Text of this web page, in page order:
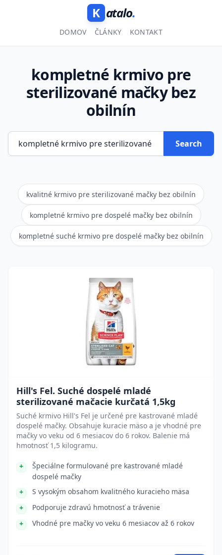
K atalo.
DOMOV ČLÁNKY KONTAKT
kompletné krmivo pre
sterilizované mačky bez
obilnín
Search
kvalitné krmivo pre sterilizované mačky bez obilnín
kompletné krmivo pre dospelé mačky bez obilnín
kompletné suché krmivo pre dospelé mačky bez obilnín
Hill's Fel. Suché dospelé mladé
sterilizované mačacie kurčatá 1,5kg
Suché krmivo Hill's Fel je určené pre kastrované mladé
dospelé mačky. Obsahuje kuracie mäso a je vhodné pre
mačky vo veku od 6 mesiacov do 6 rokov. Balenie má
hmotnosť 1,5 kilogramu.
Špeciálne formulované pre kastrované mladé
dospelé mačky
S vysokým obsahom kvalitného kuracieho mäsa
Podporuje zdravú hmotnosť a trávenie
Vhodné pre mačky vo veku 6 mesiacov až 6 rokov